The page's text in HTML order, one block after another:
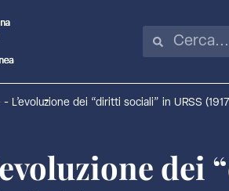
- L’evoluzione dei “diritti sociali” in URSS
dei